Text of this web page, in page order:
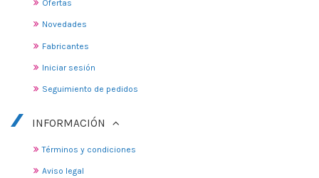
Ofertas
Novedades
Fabricantes
Iniciar sesión
Seguimiento de pedidos
INFORMACIÓN
Términos y condiciones
Aviso legal